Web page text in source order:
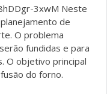
3xwM Neste
de
O problema
fundidas e para
O objetivo principal
do forno.